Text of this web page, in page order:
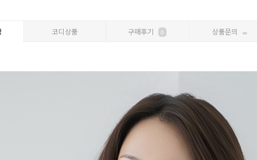
코디상품 구매후기 0 상품문의